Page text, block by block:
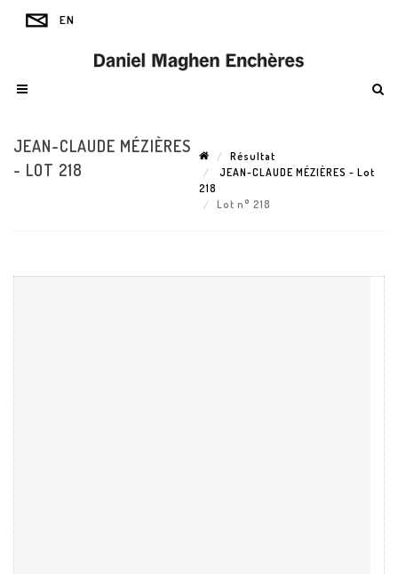
JEAN-CLAUDE MÉZIÈRES
- LOT 218
Résultat
JEAN-CLAUDE MÉZIÈRES - Lot
218
Lot n° 218